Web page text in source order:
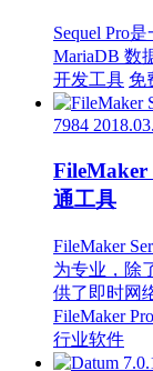
Sequel Pro
MariaDB 数
开发工具 免
7984
FileMaker
通工具
FileMaker
为专业，除
供了即时网
FileMaker
行业软件